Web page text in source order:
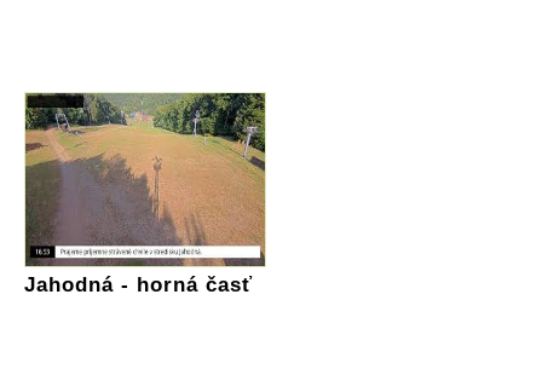
Jahodná - horná časť